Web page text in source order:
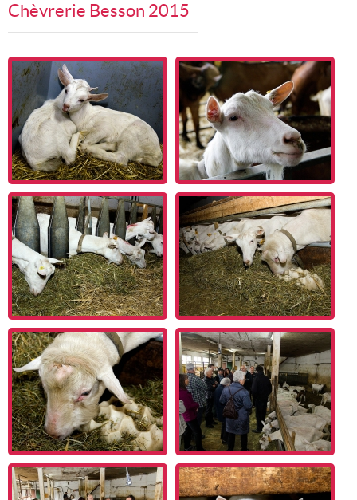
Suggestions
Bon cadeau
Programme en PDF
Chèvrerie Besson 2015